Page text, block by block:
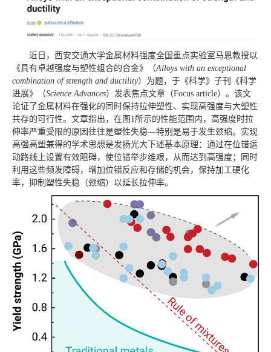
近日，西安交通大学金属材料强度全国重点实验室马恩教授以
《具有卓越强度与塑性组合的合金》（Alloys with an exceptional
combination of strength and ductility）为题，于《科学》子刊《科学
进展》（Science Advances）发表焦点文章（Focus article）。该文
论证了金属材料在强化的同时保持拉伸塑性、实现高强度与大塑性
共存的可行性。文章指出，在图1所示的性能范围内，高强度时拉
伸率严重受限的原因往往是塑性失稳—特别是易于发生颈缩。实现
高强高塑兼得的学术思想是发扬光大下述基本原理：通过在位错运
动路线上设置有效阻碍，使位错举步维艰，从而达到高强度；同时
利用这些频发障碍，增加位错反应和存储的机会，保持加工硬化
率，抑制塑性失稳（颈缩）以延长拉伸率。